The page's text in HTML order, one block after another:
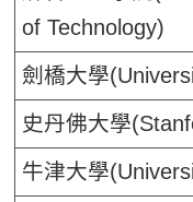
of Technology)
劍橋大學
史丹佛大學
牛津大學